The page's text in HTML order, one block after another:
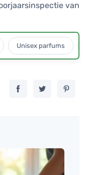
van
Unisex parfums